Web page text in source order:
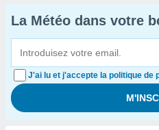
La Météo dans votre
J'ai lu et j'accepte la politique de